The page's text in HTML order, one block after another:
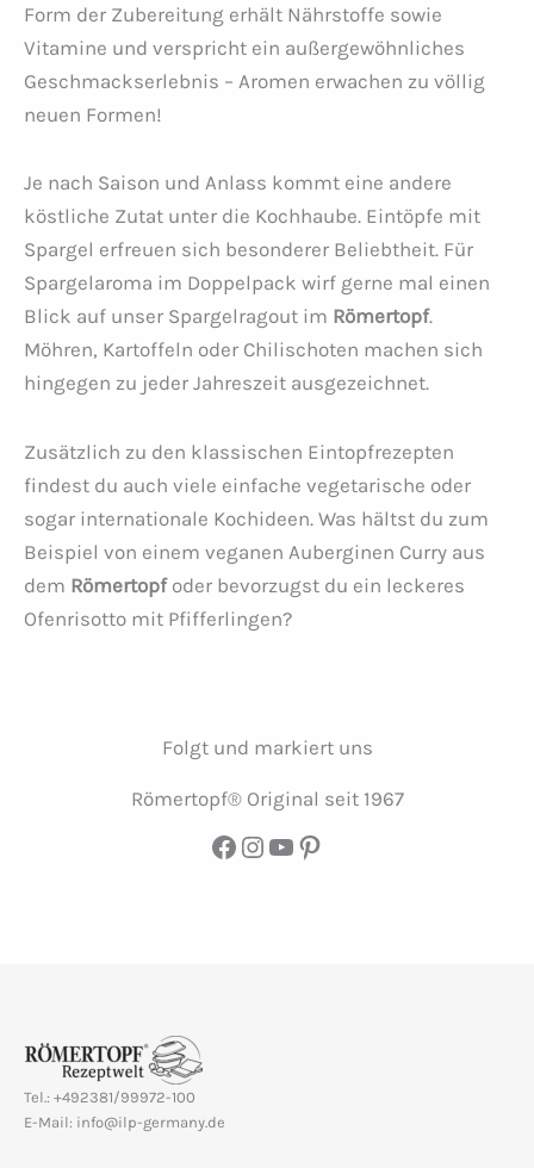
Form der Zubereitung erhält Nährstoffe sowie
Vitamine und verspricht ein außergewöhnliches
Geschmackserlebnis – Aromen erwachen zu völlig
neuen Formen!
Je nach Saison und Anlass kommt eine andere
köstliche Zutat unter die Kochhaube. Eintöpfe mit
Spargel erfreuen sich besonderer Beliebtheit. Für
Spargelaroma im Doppelpack wirf gerne mal einen
Blick auf unser Spargelragout im Römertopf.
Möhren, Kartoffeln oder Chilischoten machen sich
hingegen zu jeder Jahreszeit ausgezeichnet.
Zusätzlich zu den klassischen Eintopfrezepten
findest du auch viele einfache vegetarische oder
sogar internationale Kochideen. Was hältst du zum
Beispiel von einem veganen Auberginen Curry aus
dem Römertopfoder bevorzugst du ein leckeres
Ofenrisotto mit Pfifferlingen?
Folgt und markiert uns
Römertopf® Original seit 1967
Facebook
Instagram
YouTube
Pinterest
Tel.: +492381/99972-100
E-Mail: info@ilp-germany.de